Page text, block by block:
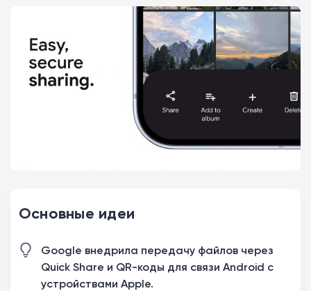
Основные идеи
Google внедрила передачу файлов через
Quick Share и QR-коды для связи Android с
устройствами Apple.